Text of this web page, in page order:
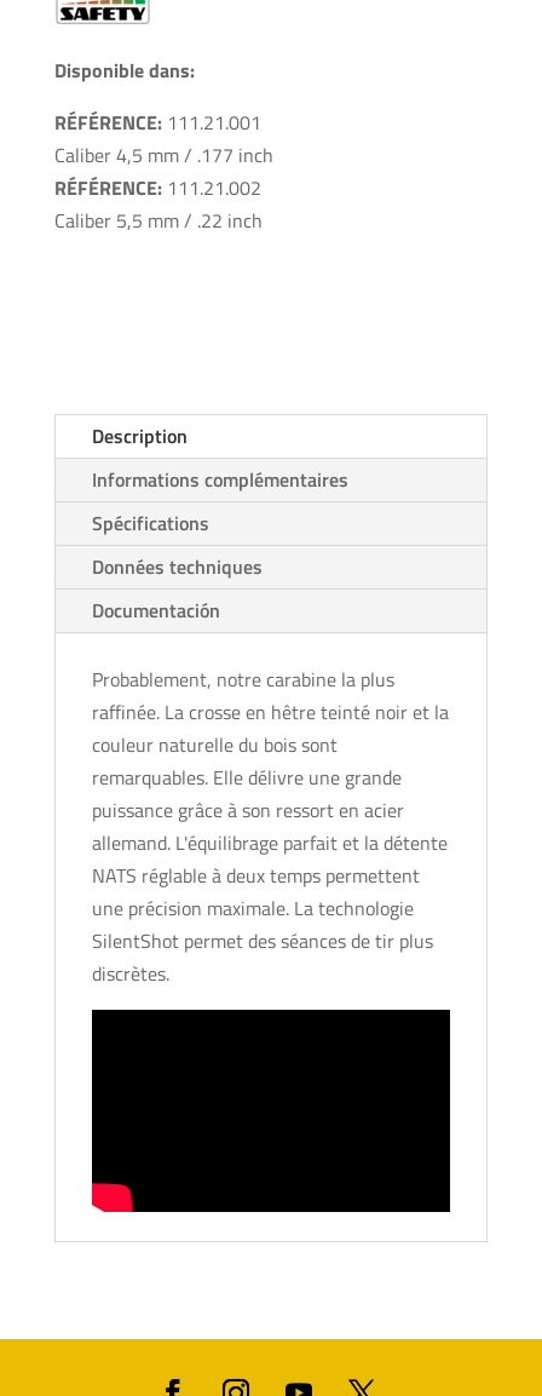
Disponible dans:
RÉFÉRENCE: 111.21.001
Caliber 4,5 mm / .177 inch
RÉFÉRENCE: 111.21.002
Caliber 5,5 mm / .22 inch
Description
Informations complémentaires
Spécifications
Données techniques
Documentación
Probablement, notre carabine la plus
raffinée. La crosse en hêtre teinté noir et la
couleur naturelle du bois sont
remarquables. Elle délivre une grande
puissance grâce à son ressort en acier
allemand. L'équilibrage parfait et la détente
NATS réglable à deux temps permettent
une précision maximale. La technologie
SilentShot permet des séances de tir plus
discrètes.